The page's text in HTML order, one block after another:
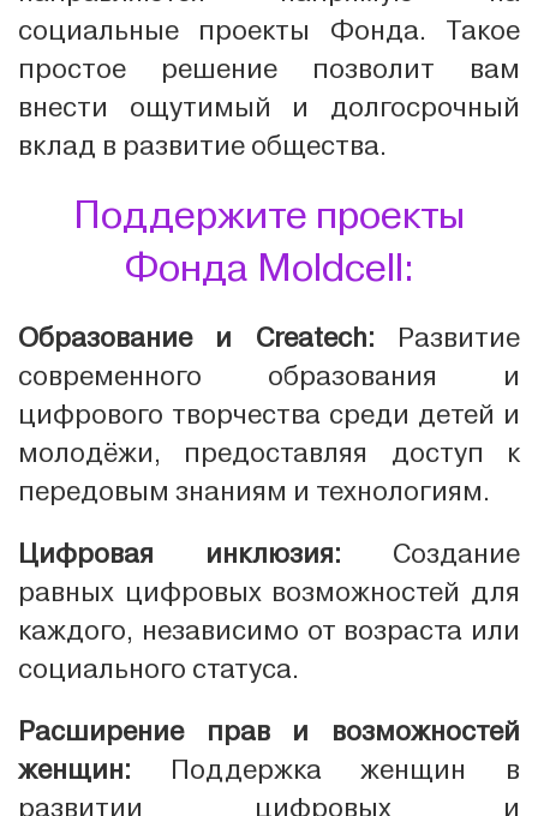
социальные проекты Фонда. Такое
простое решение позволит вам
внести ощутимый и долгосрочный
вклад в развитие общества.
Поддержите проекты
Фонда Moldcell:
Образование и Createch: Развитие
современного образования и
цифрового творчества среди детей и
молодёжи, предоставляя доступ к
передовым знаниям и технологиям.
Цифровая инклюзия: Создание
равных цифровых возможностей для
каждого, независимо от возраста или
социального статуса.
Расширение прав и возможностей
женщин: Поддержка женщин в
развитии цифровых и